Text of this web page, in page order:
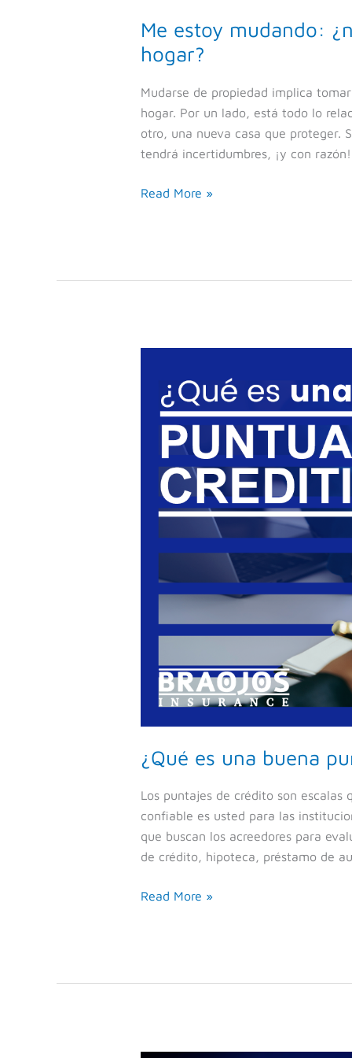
Me estoy mudando:
hogar?
Mudarse de propiedad implica
hogar. Por un lado, está todo lo
otro, una nueva casa que proteger.
tendrá incertidumbres, ¡y con
Read More »
¿Qué es una buena
Los puntajes de crédito son
confiable es usted para las
que buscan los acreedores para
de crédito, hipoteca, préstamo
buena
puntuación
crediticia?
Read More »